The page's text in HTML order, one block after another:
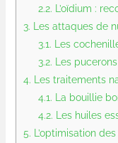
2.2. L’oïdium :
3. Les attaques de
3.1. Les
3.2. Les
4. Les traitements
4.1. La bouillie
4.2. Les huiles
5. L’optimisation